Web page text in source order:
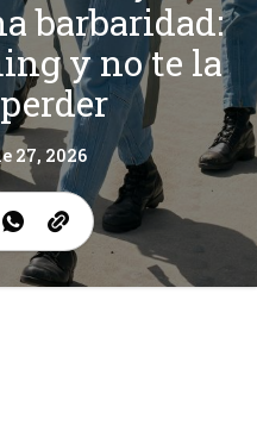
barbaridad:
y no te la
27, 2026